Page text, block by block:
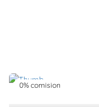
0% comision